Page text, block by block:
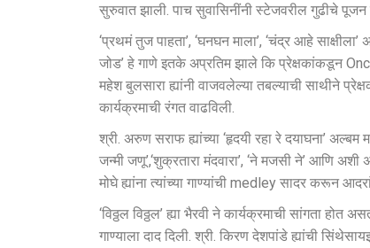
सुरुवात झाली. पाच सुवासिनींनी स्टेजवरील गुढीचे
‘प्रथमं तुज पाहता’, ‘घनघन माला’, ‘चंद्र आहे
जोड’ हे गाणे इतके अप्रतिम झाले कि प्रेक्षकांकडून Once
महेश बुलसारा ह्यांनी वाजवलेल्या तबल्याची साथीने
कार्यक्रमाची रंगत वाढविली.
श्री. अरुण सराफ ह्यांच्या ‘हृदयी रहा रे दयाघना’
जन्मी जणू’,‘शुक्रतारा मंदवारा’, ‘ने मजसी ने’ आणि
मोघे ह्यांना त्यांच्या गाण्यांची medley सादर करून
‘विठ्ठल विठ्ठल’ ह्या भैरवी ने कार्यक्रमाची सांगता
गाण्याला दाद दिली. श्री. किरण देशपांडे ह्यांची